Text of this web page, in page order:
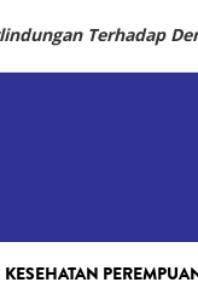
Terhadap
KESEHATAN